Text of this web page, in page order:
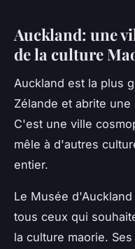
Auckland: une
de la culture
Auckland est la plus
Zélande et abrite
C'est une ville
mêle à d'autres
entier.
Le Musée
tous ceux qui
la culture maorie.